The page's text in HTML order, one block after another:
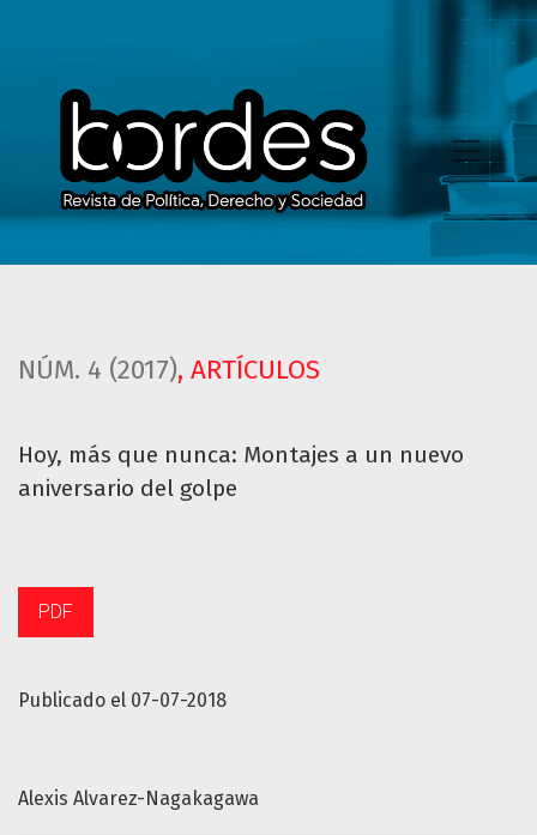
NÚM. 4 (2017), ARTÍCULOS
Hoy, más que nunca: Montajes a un nuevo
aniversario del golpe
Publicado el 07-07-2018
PDF
Alexis Alvarez-Nagakagawa